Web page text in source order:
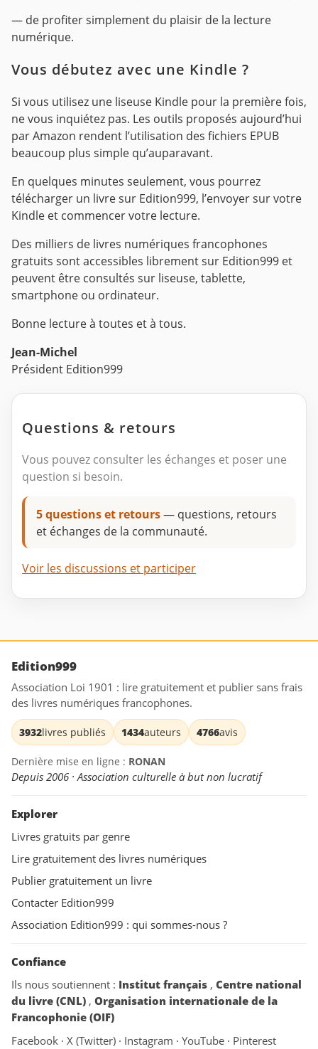
— de profiter simplement du plaisir de la lecture
numérique.
Vous débutez avec une Kindle ?
Si vous utilisez une liseuse Kindle pour la première fois,
ne vous inquiétez pas. Les outils proposés aujourd’hui
par Amazon rendent l’utilisation des fichiers EPUB
beaucoup plus simple qu’auparavant.
En quelques minutes seulement, vous pourrez
télécharger un livre sur Edition999, l’envoyer sur votre
Kindle et commencer votre lecture.
Des milliers de livres numériques francophones
gratuits sont accessibles librement sur Edition999 et
peuvent être consultés sur liseuse, tablette,
smartphone ou ordinateur.
Bonne lecture à toutes et à tous.
Jean-Michel
Président Edition999
Questions & retours
Vous pouvez consulter les échanges et poser une
question si besoin.
5 questions et retours— questions, retours
et échanges de la communauté.
Voir les discussions et participer
Edition999
Association Loi 1901 : lire gratuitement et publier sans frais
des livres numériques francophones.
3932livres publiés 1434auteurs 4766avis
Dernière mise en ligne : RONAN
Depuis 2006 · Association culturelle à but non lucratif
Explorer
Livres gratuits par genre
Lire gratuitement des livres numériques
Publier gratuitement un livre
Contacter Edition999
Association Edition999 : qui sommes-nous ?
Confiance
Ils nous soutiennent : Institut français , Centre national
du livre (CNL) , Organisation internationale de la
Francophonie (OIF)
Facebook · X (Twitter) · Instagram · YouTube · Pinterest